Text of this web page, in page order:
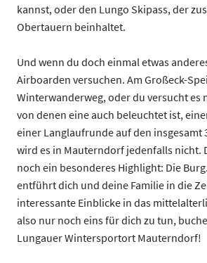
kannst, oder den Lungo Skipass, der
Obertauern beinhaltet.
Und wenn du doch einmal etwas
Airboarden versuchen. Am Großeck-
Winterwanderweg, oder du versucht
von denen eine auch beleuchtet ist,
einer Langlaufrunde auf den
wird es in Mauterndorf jedenfalls nicht.
noch ein besonderes Highlight: Die
entführt dich und deine Familie in die
interessante Einblicke in das
also nur noch eins für dich zu tun,
Lungauer Wintersportort Mauterndorf!